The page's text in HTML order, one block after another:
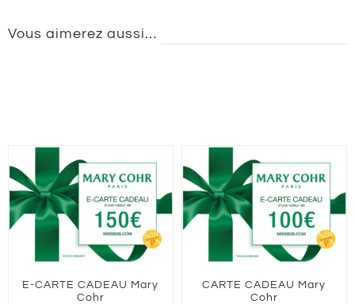
Vous aimerez aussi…
E-CARTE CADEAU Mary
Cohr
CARTE CADEAU Mary
Cohr